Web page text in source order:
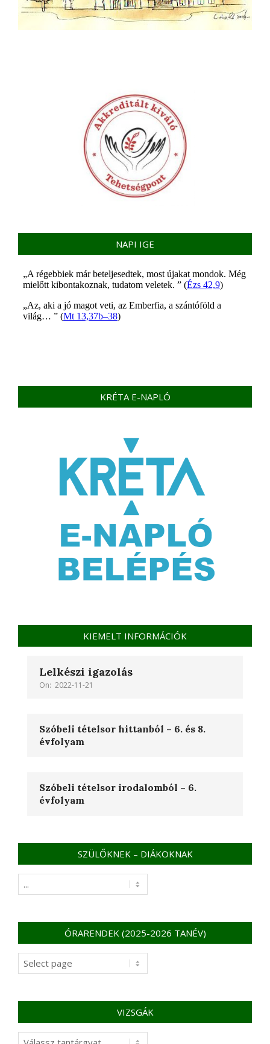
NAPI IGE
KRÉTA E-NAPLÓ
KIEMELT INFORMÁCIÓK
Lelkészi igazolás
On: 2022-11-21
Szóbeli tételsor hittanból – 6. és 8.
évfolyam
Szóbeli tételsor irodalomból – 6.
évfolyam
SZÜLŐKNEK – DIÁKOKNAK
–
ÓRARENDEK (2025-2026 TANÉV)
Órarendek
(2025-
VIZSGÁK
Vizsgák